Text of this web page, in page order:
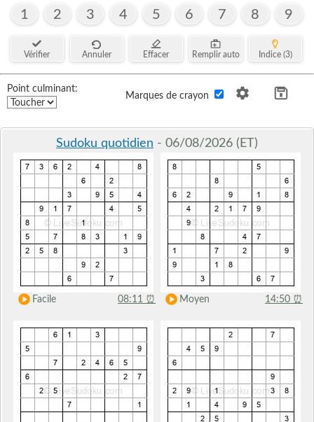
1 2 3 4 5 6 7 8 9
Vérifier Annuler Effacer Remplir auto Indice (3)
Point culminant:
Marques de crayon
Sudoku quotidien - 06/08/2026 (ET)
Facile 08:11 ⏰ Moyen 14:50 ⏰